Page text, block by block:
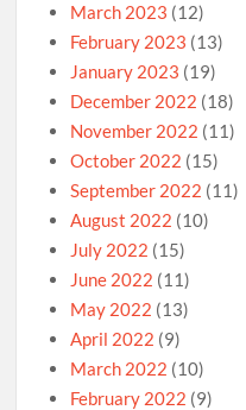
March 2023 (12)
February 2023 (13)
January 2023 (19)
December 2022 (18)
November 2022 (11)
October 2022 (15)
September 2022 (11)
August 2022 (10)
July 2022 (15)
June 2022 (11)
May 2022 (13)
April 2022 (9)
March 2022 (10)
February 2022 (9)